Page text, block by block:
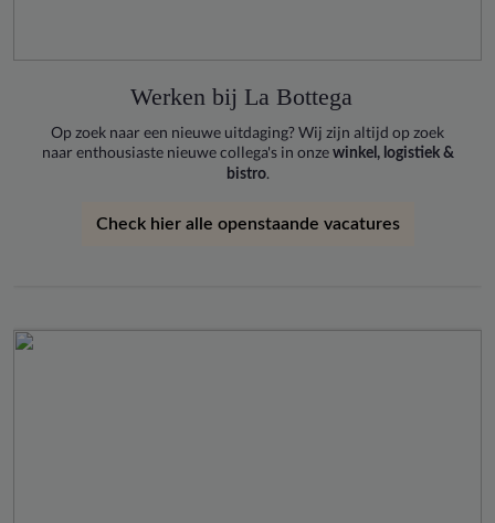
Werken bij La Bottega
Op zoek naar een nieuwe uitdaging? Wij zijn altijd op zoek
naar enthousiaste nieuwe collega's in onze winkel, logistiek &
bistro.
Check hier alle openstaande vacatures